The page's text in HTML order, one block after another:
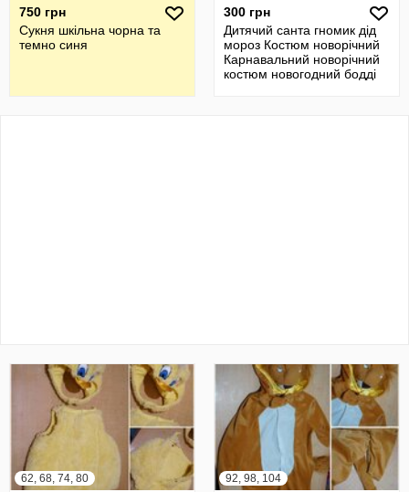
750 грн
Сукня шкільна чорна та
темно синя
300 грн
Дитячий санта гномик дід
мороз Костюм новорічний
Карнавальний новорічний
костюм новогодний бодді
62, 68, 74, 80 92, 98, 104